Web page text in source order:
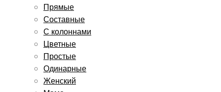
Прямые
Составные
С колоннами
Цветные
Простые
Одинарные
Женский